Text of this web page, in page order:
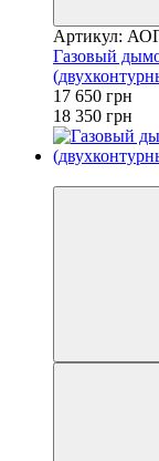
Артикул:
Газовый
17 650 грн
18 350 грн